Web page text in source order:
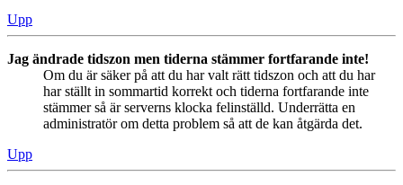
Upp
Jag ändrade tidszon men tiderna stämmer fortfarande inte!
Om du är säker på att du har valt rätt tidszon och att du har
har ställt in sommartid korrekt och tiderna fortfarande inte
stämmer så är serverns klocka felinställd. Underrätta en
administratör om detta problem så att de kan åtgärda det.
Upp